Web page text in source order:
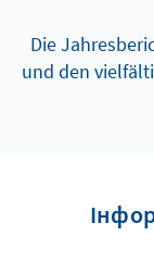
Die
und den